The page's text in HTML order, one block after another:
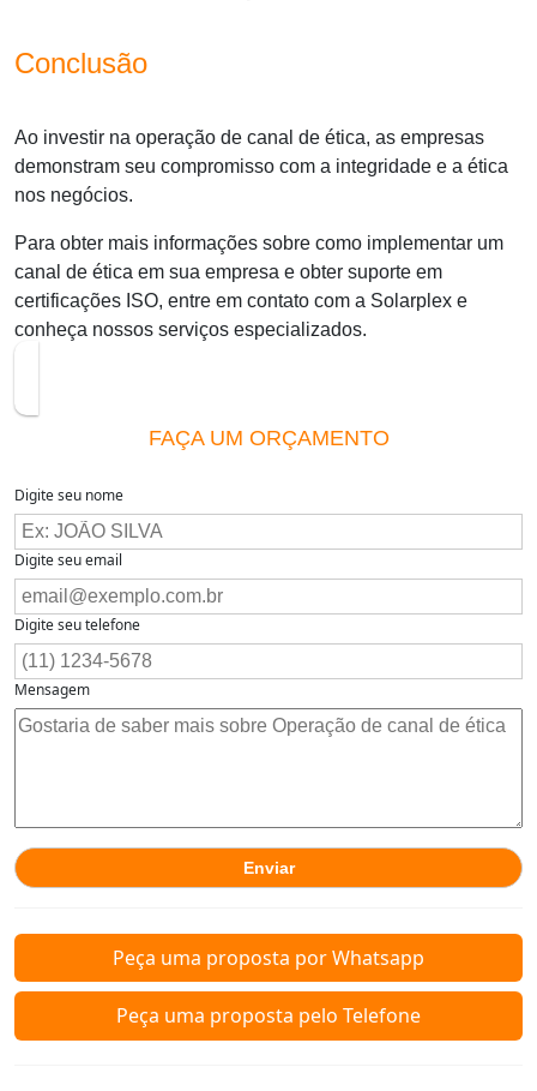
Conclusão
Ao investir na operação de canal de ética, as empresas
demonstram seu compromisso com a integridade e a ética
nos negócios.
Para obter mais informações sobre como implementar um
canal de ética em sua empresa e obter suporte em
certificações ISO, entre em contato com a Solarplex e
conheça nossos serviços especializados.
FAÇA UM ORÇAMENTO
Digite seu nome
Digite seu email
Digite seu telefone
Mensagem
Peça uma proposta por Whatsapp
Peça uma proposta pelo Telefone